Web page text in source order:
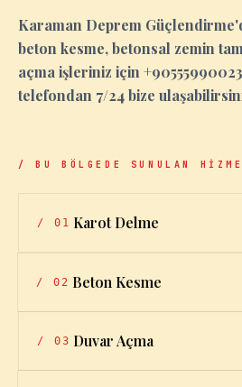
Karaman Deprem
beton kesme, betonsal zemin
açma işleriniz için
telefondan 7/24 bize
/ BU BÖLGEDE SUNULAN
/ 01 Karot Delme
/ 02 Beton Kesme
/ 03 Duvar Açma